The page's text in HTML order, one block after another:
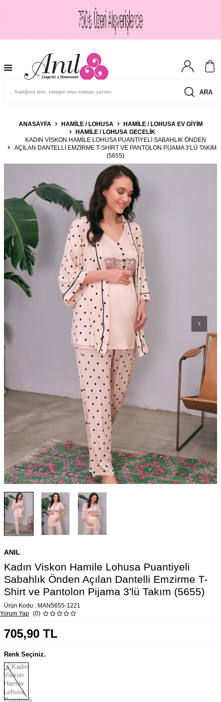
ARA
ANASAYFA HAMILE / LOHUSA
HAMILE / LOHUSA EV GIYIM
HAMILE / LOHUSA GECELIK
KADIN VISKON HAMILE LOHUSA PUANTIYELI SABAHLIK ÖNDEN
AÇILAN DANTELLI EMZIRME T-SHIRT VE PANTOLON PIJAMA 3'LÜ TAKIM
(5655)
ANIL
Kadın Viskon Hamile Lohusa Puantiyeli
Sabahlık Önden Açılan Dantelli Emzirme T-
Shirt ve Pantolon Pijama 3'lü Takım (5655)
Ürün Kodu : MAN5655-1221
Yorum Yap (0)
705,90 TL
Renk Seçiniz.